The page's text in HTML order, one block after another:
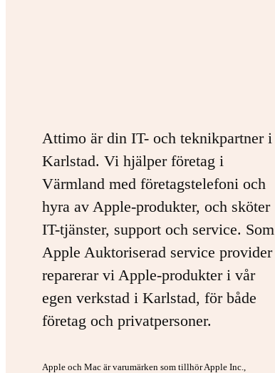
Attimo är din IT- och teknikpartner i
Karlstad. Vi hjälper företag i
Värmland med företagstelefoni och
hyra av Apple-produkter, och sköter
IT-tjänster, support och service. Som
Apple Auktoriserad service provider
reparerar vi Apple-produkter i vår
egen verkstad i Karlstad, för både
företag och privatpersoner.
Apple och Mac är varumärken som tillhör Apple Inc.,